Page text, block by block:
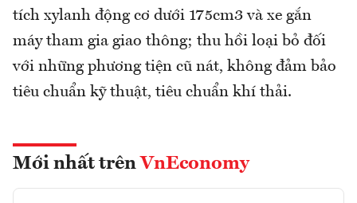
tích xylanh động cơ dưới 175cm3 và xe gắn
máy tham gia giao thông; thu hồi loại bỏ đối
với những phương tiện cũ nát, không đảm bảo
tiêu chuẩn kỹ thuật, tiêu chuẩn khí thải.
Mới nhất trên VnEconomy